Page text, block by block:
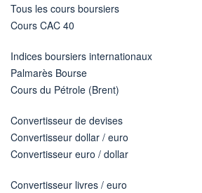
Tous les cours boursiers
Cours CAC 40
Indices boursiers internationaux
Palmarès Bourse
Cours du Pétrole (Brent)
Convertisseur de devises
Convertisseur dollar / euro
Convertisseur euro / dollar
Convertisseur livres / euro